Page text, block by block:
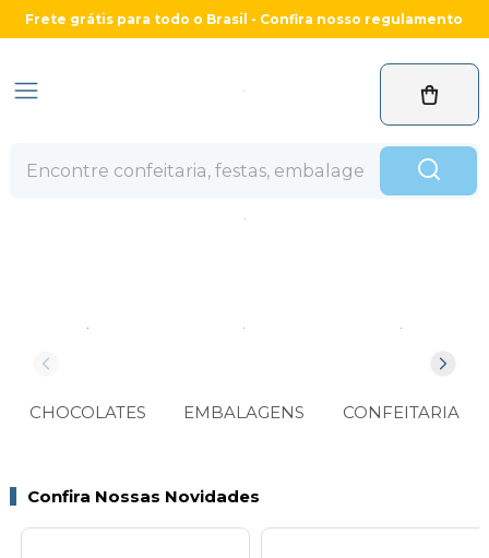
Frete grátis para todo o Brasil - Confira nosso regulamento
CHOCOLATES EMBALAGENS CONFEITARIA
Confira Nossas Novidades